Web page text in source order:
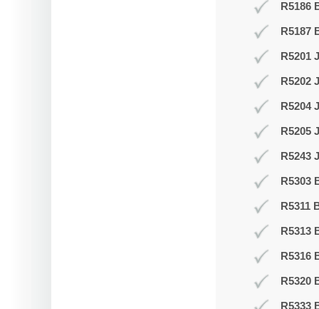
R5186
R5187
R5201
R5202
R5204
R5205
R5243
R5303
R5311
R5313
R5316
R5320
R5333